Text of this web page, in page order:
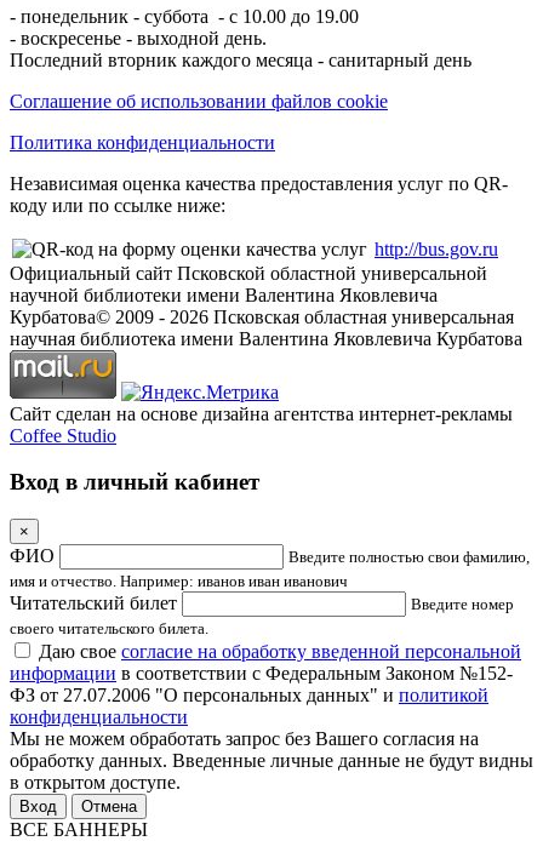
- понедельник - суббота - с 10.00 до 19.00
- воскресенье - выходной день.
Последний вторник каждого месяца - санитарный день
Соглашение об использовании файлов cookie
Политика конфиденциальности
Независимая оценка качества предоставления услуг по QR-
коду или по ссылке ниже:
http://bus.gov.ru
Официальный сайт Псковской областной универсальной
научной библиотеки имени Валентина Яковлевича
Курбатова© 2009 - 2026 Псковская областная универсальная
научная библиотека имени Валентина Яковлевича Курбатова
Сайт сделан на основе дизайна агентства интернет-рекламы
Coffee Studio
Вход в личный кабинет
×
ФИО
Введите полностью свои фамилию,
имя и отчество. Например: иванов иван иванович
Читательский билет
Введите номер
своего читательского билета.
Даю свое согласие на обработку введенной персональной
информации в соответствии с Федеральным Законом №152-
ФЗ от 27.07.2006 "О персональных данных" и политикой
конфиденциальности
Мы не можем обработать запрос без Вашего согласия на
обработку данных. Введенные личные данные не будут видны
в открытом доступе.
Отмена
ВСЕ БАННЕРЫ